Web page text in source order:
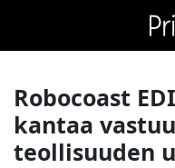
Robocoast
kantaa
teollisuuden